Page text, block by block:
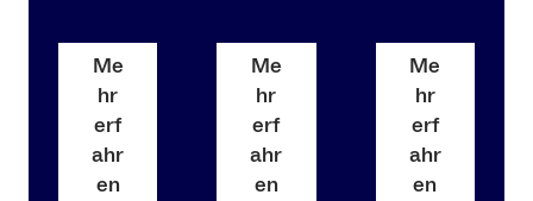
Me
hr
erf
ahr
en
Me
hr
erf
ahr
en
Me
hr
erf
ahr
en